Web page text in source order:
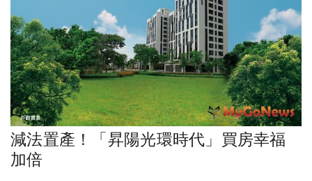
減法置產！「昇陽光環時代」買房幸福
加倍